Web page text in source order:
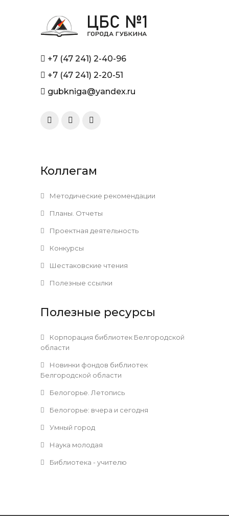
+7 (47 241) 2-40-96
+7 (47 241) 2-20-51
gubkniga@yandex.ru
Коллегам
Методические рекомендации
Планы. Отчеты
Проектная деятельность
Конкурсы
Шестаковские чтения
Полезные ссылки
Полезные ресурсы
Корпорация библиотек Белгородской
области
Новинки фондов библиотек
Белгородской области
Белогорье. Летопись
Белогорье: вчера и сегодня
Умный город
Наука молодая
Библиотека - учителю